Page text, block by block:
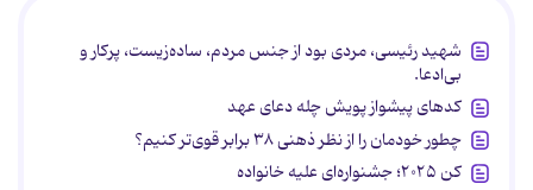
شهید رئیسی، مردی بود از جنس مردم، ساده‌زیست، پرکار و
بی‌ادعا.
کدهای پیشواز پویش چله دعای عهد
چطور خودمان را از نظر ذهنی ۳۸ برابر قوی‌تر کنیم؟
کن ۲۰۲۵؛ جشنواره‌ای علیه خانواده